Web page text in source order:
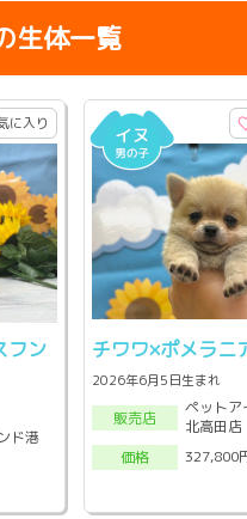
生体一覧
に入り
フン
ド港
チワワ×ポメラニ
2026年6月5日生まれ
販売店
ペットア
北高田店
価格
327,800